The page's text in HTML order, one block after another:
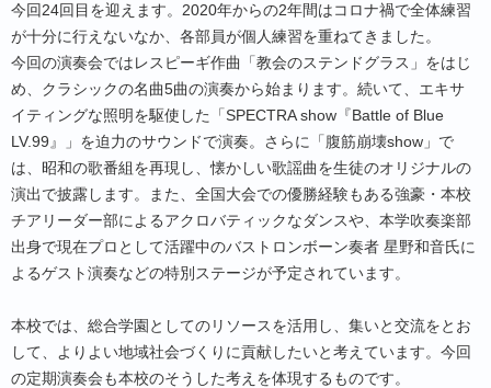
今回24回目を迎えます。2020年からの2年間はコロナ禍で全体練習
が十分に行えないなか、各部員が個人練習を重ねてきました。
今回の演奏会ではレスピーギ作曲「教会のステンドグラス」をはじ
め、クラシックの名曲5曲の演奏から始まります。続いて、エキサ
イティングな照明を駆使した「SPECTRA show『Battle of Blue
LV.99』」を迫力のサウンドで演奏。さらに「腹筋崩壊show」で
は、昭和の歌番組を再現し、懐かしい歌謡曲を生徒のオリジナルの
演出で披露します。また、全国大会での優勝経験もある強豪・本校
チアリーダー部によるアクロバティックなダンスや、本学吹奏楽部
出身で現在プロとして活躍中のバストロンボーン奏者 星野和音氏に
よるゲスト演奏などの特別ステージが予定されています。
本校では、総合学園としてのリソースを活用し、集いと交流をとお
して、よりよい地域社会づくりに貢献したいと考えています。今回
の定期演奏会も本校のそうした考えを体現するものです。